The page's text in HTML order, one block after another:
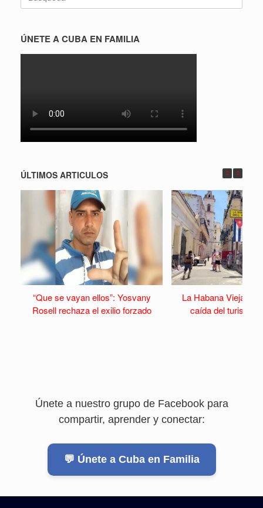
ÚNETE A CUBA EN FAMILIA
ÚLTIMOS ARTICULOS
“Que se vayan ellos”: Yosvany
Rosell rechaza el exilio forzado
La Habana Vieja se
caída del turismo
Únete a nuestro grupo de Facebook para
compartir, aprender y conectar:
💬 Únete a Cuba en Familia